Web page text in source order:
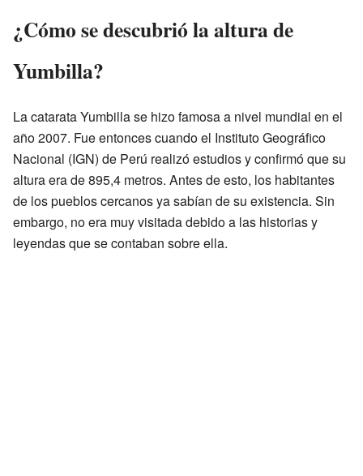
¿Cómo se descubrió la altura de
Yumbilla?
La catarata Yumbilla se hizo famosa a nivel mundial en el
año 2007. Fue entonces cuando el Instituto Geográfico
Nacional (IGN) de Perú realizó estudios y confirmó que su
altura era de 895,4 metros. Antes de esto, los habitantes
de los pueblos cercanos ya sabían de su existencia. Sin
embargo, no era muy visitada debido a las historias y
leyendas que se contaban sobre ella.